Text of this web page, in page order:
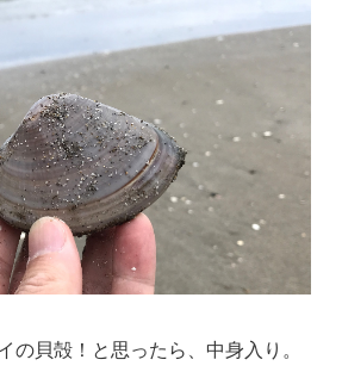
の貝殻！と思ったら、中身入り。